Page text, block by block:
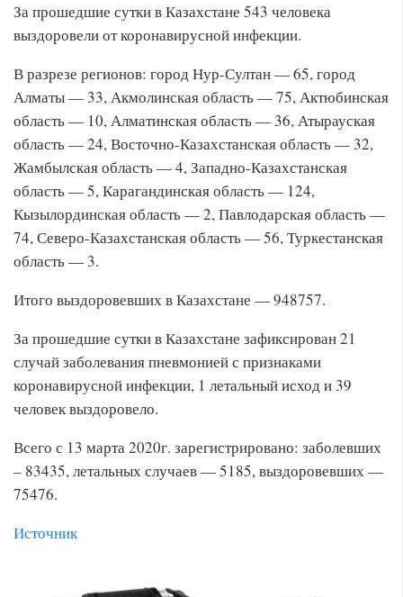
За прошедшие сутки в Казахстане 543 человека
выздоровели от коронавирусной инфекции.
В разрезе регионов: город Нур-Султан — 65, город
Алматы — 33, Акмолинская область — 75, Актюбинская
область — 10, Алматинская область — 36, Атырауская
область — 24, Восточно-Казахстанская область — 32,
Жамбылская область — 4, Западно-Казахстанская
область — 5, Карагандинская область — 124,
Кызылординская область — 2, Павлодарская область —
74, Северо-Казахстанская область — 56, Туркестанская
область — 3.
Итого выздоровевших в Казахстане — 948757.
За прошедшие сутки в Казахстане зафиксирован 21
случай заболевания пневмонией с признаками
коронавирусной инфекции, 1 летальный исход и 39
человек выздоровело.
Всего с 13 марта 2020г. зарегистрировано: заболевших
– 83435, летальных случаев — 5185, выздоровевших —
75476.
Источник